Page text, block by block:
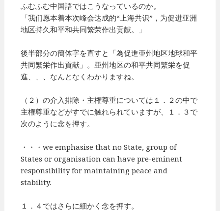
ふむふむ中国語ではこうなっているのか。
「我们愿本着本次峰会达成的“上海共识”，为促进亚洲
地区持久和平和共同繁荣作出贡献。」
後半部分の簡体字を直すと「為促進亜州地区地球和平
共同繁栄作出貢献」。亜州地区の和平共同繁栄を促
進、、、なんとなくわかりますね。
（２）の介入排除・主権尊重については１．２の中で
主権尊重などがすでに触れられていますが、１．３で
次のように念を押す。
・・・we emphasise that no State, group of
States or organisation can have pre-eminent
responsibility for maintaining peace and
stability.
１．４ではさらに細かく念を押す。